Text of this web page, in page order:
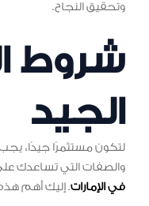
وتحقيق النجاح.
شروط
الجيد
لتكون مستثمرًا جيدًا،
والصفات التي تساعدك
في الإمارات. إليك أهم